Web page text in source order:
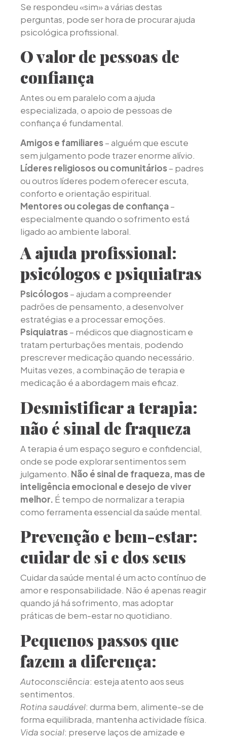
Se respondeu «sim» a várias destas
perguntas, pode ser hora de procurar ajuda
psicológica profissional.
O valor de pessoas de
confiança
Antes ou em paralelo com a ajuda
especializada, o apoio de pessoas de
confiança é fundamental.
Amigos e familiares– alguém que escute
sem julgamento pode trazer enorme alívio.
Líderes religiosos ou comunitários– padres
ou outros líderes podem oferecer escuta,
conforto e orientação espiritual.
Mentores ou colegas de confiança–
especialmente quando o sofrimento está
ligado ao ambiente laboral.
A ajuda profissional:
psicólogos e psiquiatras
Psicólogos– ajudam a compreender
padrões de pensamento, a desenvolver
estratégias e a processar emoções.
Psiquiatras– médicos que diagnosticam e
tratam perturbações mentais, podendo
prescrever medicação quando necessário.
Muitas vezes, a combinação de terapia e
medicação é a abordagem mais eficaz.
Desmistificar a terapia:
não é sinal de fraqueza
A terapia é um espaço seguro e confidencial,
onde se pode explorar sentimentos sem
julgamento. Não é sinal de fraqueza, mas de
inteligência emocional e desejo de viver
melhor. É tempo de normalizar a terapia
como ferramenta essencial da saúde mental.
Prevenção e bem-estar:
cuidar de si e dos seus
Cuidar da saúde mental é um acto contínuo de
amor e responsabilidade. Não é apenas reagir
quando já há sofrimento, mas adoptar
práticas de bem-estar no quotidiano.
Pequenos passos que
fazem a diferença:
Autoconsciência: esteja atento aos seus
sentimentos.
Rotina saudável: durma bem, alimente-se de
forma equilibrada, mantenha actividade física.
Vida social: preserve laços de amizade e